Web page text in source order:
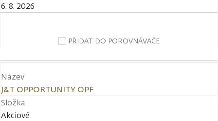
6. 8. 2026
PŘIDAT DO POROVNÁVAČE
Název
J&T OPPORTUNITY OPF
Složka
Akciové